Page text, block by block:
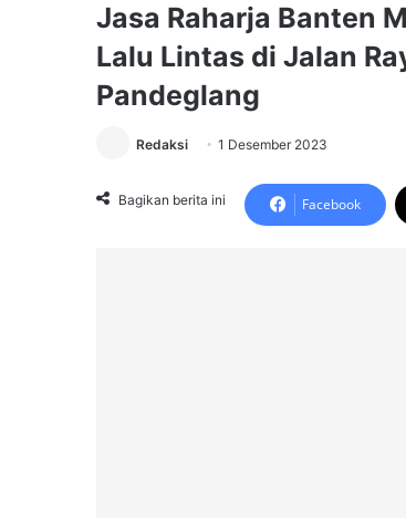
Jasa Raharja Banten
Lalu Lintas di Jalan
Pandeglang
Redaksi 1 Desember 2023
Bagikan berita ini Facebook